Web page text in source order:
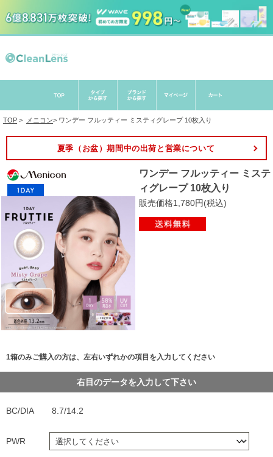
TOP > メニコン> ワンデー フルッティー ミスティグレープ 10枚入り
夏季（お盆）期間中の出荷と営業について
ワンデー フルッティー ミステ
ィグレープ 10枚入り
販売価格1,780円(税込)
1箱のみご購入の方は、左右いずれかの項目を入力してください
右目のデータを入力して下さい
BC/DIA 8.7/14.2
PWR